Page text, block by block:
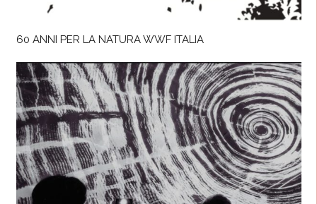
60 ANNI PER LA NATURA WWF ITALIA